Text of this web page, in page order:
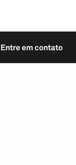
Entre em contato